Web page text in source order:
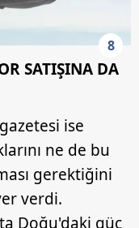
8
SATIŞINA DA
ise
ne de bu
gerektiğini
verdi.
Doğu'daki güç